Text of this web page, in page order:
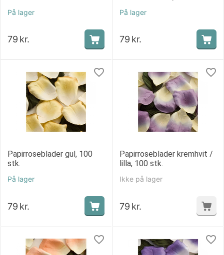
På lager
79 kr.
På lager
79 kr.
Papirroseblader gul, 100
stk.
På lager
79 kr.
Papirroseblader kremhvit /
lilla, 100 stk.
Ikke på lager
79 kr.